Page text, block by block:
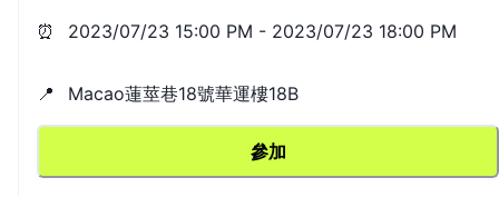
⏰ 2023/07/23 15:00 PM - 2023/07/23 18:00 PM
📍 Macao蓮莖巷18號華運樓18B
參加